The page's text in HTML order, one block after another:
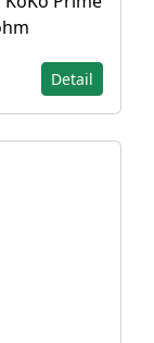
Detail